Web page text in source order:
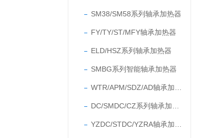
SM38/SM58系列轴承加热器
FY/TY/ST/MFY轴承加热器
ELD/HSZ系列轴承加热器
SMBG系列智能轴承加热器